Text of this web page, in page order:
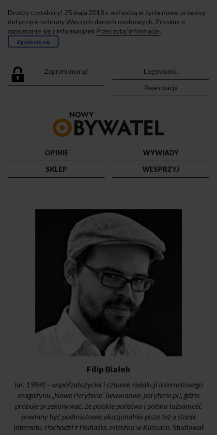
Drodzy czytelnicy! 25 maja 2018 r. wchodzą w życie nowe przepisy
dotyczące ochrony Waszych danych osobowych. Prosimy o
zapoznanie się z informacjami Przeczytaj informacje.
Zgadzam się
Zaprenumeruj!
Logowanie.
Rejestracja
strony
OPINIE
WYWIADY
SKLEP
WESPRZYJ
Filip Białek
(ur. 1984) – współzałożyciel i członek redakcji internetowego
magazynu „Nowe Peryferie” (www.nowe-peryferie.pl), gdzie
próbuje przekonywać, że polskie państwo i polska tożsamość
powinny być podmiotowe; okazjonalnie pisze też o stanie
internetu. Pochodzi z Podlasia, mieszka w Kielcach. Studiował